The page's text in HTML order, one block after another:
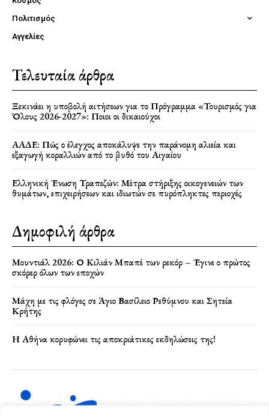
Πολιτισμός
Αγγελίες
Τελευταία άρθρα
Ξεκινάει η υποβολή αιτήσεων για το Πρόγραμμα «Τουρισμός για
Όλους 2026-2027»: Ποιοι οι δικαιούχοι
ΑΑΔΕ: Πώς ο έλεγχος αποκάλυψε την παράνομη αλιεία και
εξαγωγή κοραλλιών από το βυθό του Αιγαίου
Ελληνική Ένωση Τραπεζών: Μέτρα στήριξης οικογενειών των
θυμάτων, επιχειρήσεων και ιδιωτών σε πυρόπληκτες περιοχές
Δημοφιλή άρθρα
Μουντιάλ 2026: Ο Κιλιάν Μπαπέ των ρεκόρ – Έγινε ο πρώτος
σκόρερ όλων των εποχών
Μάχη με τις φλόγες σε Άγιο Βασίλειο Ρεθύμνου και Σητεία
Κρήτης
Η Αθήνα κορυφώνει τις αποκριάτικες εκδηλώσεις της!